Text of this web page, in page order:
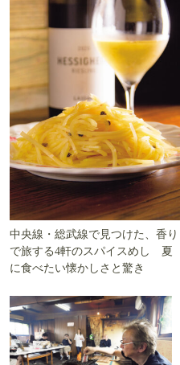
中央線・総武線で見つけた、香り
で旅する4軒のスパイスめし 夏
に食べたい懐かしさと驚き